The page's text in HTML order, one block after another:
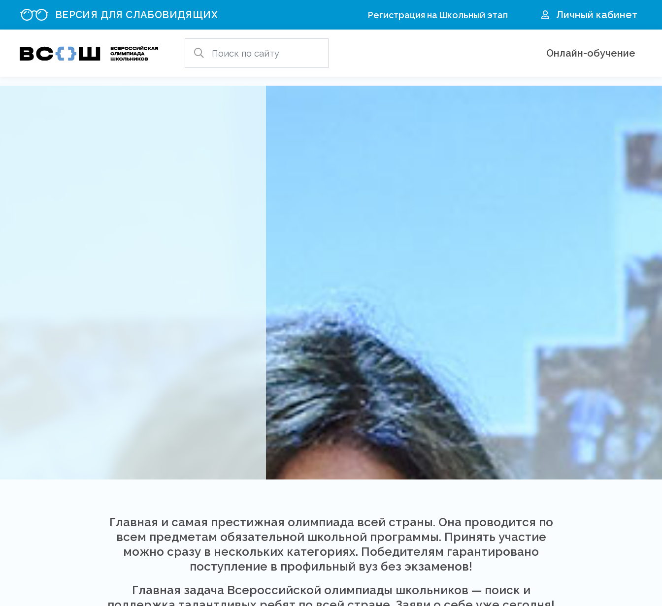
ВЕРСИЯ ДЛЯ СЛАБОВИДЯЩИХ Регистрация на Школьный этап Личный кабинет
Онлайн-обучение
Главная и самая престижная олимпиада всей страны. Она проводится по
всем предметам обязательной школьной программы. Принять участие
можно сразу в нескольких категориях. Победителям гарантировано
поступление в профильный вуз без экзаменов!
Главная задача Всероссийской олимпиады школьников — поиск и